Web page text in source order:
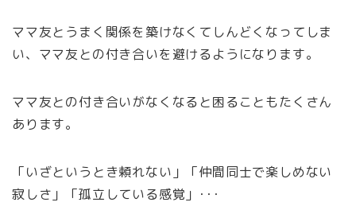
ママ友とうまく関係を築けなくてしんどくなってしま
い、ママ友との付き合いを避けるようになります。
ママ友との付き合いがなくなると困ることもたくさん
あります。
「いざというとき頼れない」「仲間同士で楽しめない
寂しさ」「孤立している感覚」･･･